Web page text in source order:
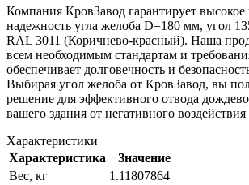
Компания КровЗавод гарантирует высокое
надежность угла желоба D=180 мм, угол
RAL 3011 (Коричнево-красный). Наша
всем необходимым стандартам и
обеспечивает долговечность и
Выбирая угол желоба от КровЗавод, вы
решение для эффективного отвода
вашего здания от негативного воздействия
Характеристики
Характеристика
Значение
Вес, кг
1.11807864